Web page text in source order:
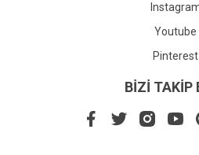
Youtube
Pinterest
BİZİ TAKİP